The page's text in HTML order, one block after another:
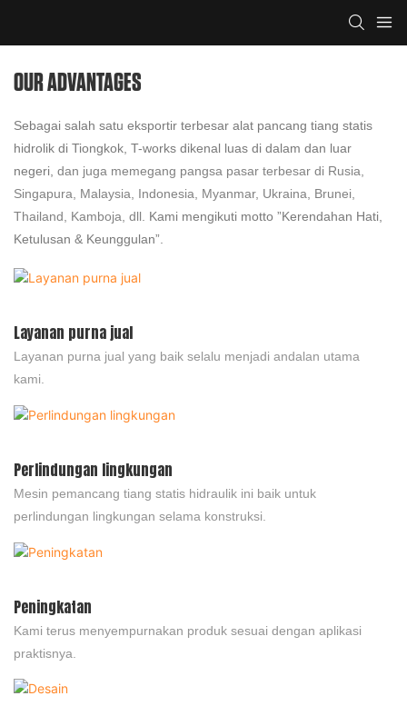
OUR ADVANTAGES
Sebagai salah satu eksportir terbesar alat pancang tiang statis
hidrolik di Tiongkok, T-works dikenal luas di dalam dan luar
negeri, dan juga memegang pangsa pasar terbesar di Rusia,
Singapura, Malaysia, Indonesia, Myanmar, Ukraina, Brunei,
Thailand, Kamboja, dll.
Kami mengikuti motto ”Kerendahan Hati,
Ketulusan & Keunggulan”.
Layanan purna jual
Layanan purna jual yang baik selalu menjadi andalan utama
kami.
Perlindungan lingkungan
Mesin pemancang tiang statis hidraulik ini baik untuk
perlindungan lingkungan selama konstruksi.
Peningkatan
Kami terus menyempurnakan produk sesuai dengan aplikasi
praktisnya.